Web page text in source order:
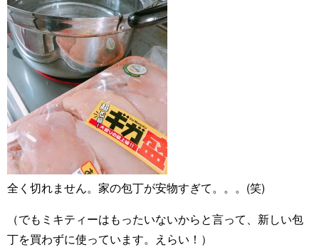
全く切れません。家の包丁が安物すぎて。。。(笑)
（でもミキティーはもったいないからと言って、新しい包
丁を買わずに使っています。えらい！）